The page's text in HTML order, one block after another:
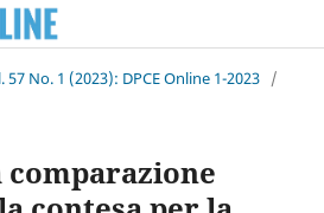
57 No. 1 (2023): DPCE Online 1-2023 /